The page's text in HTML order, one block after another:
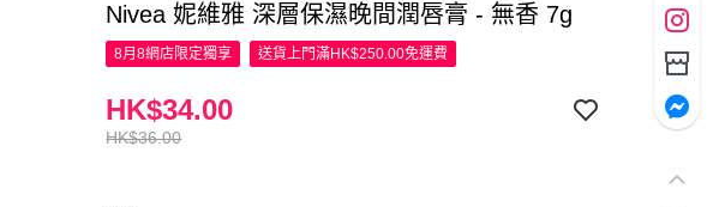
Nivea 妮維雅 深層保濕晚間潤唇膏 - 無香 7g
8月8網店限定獨享 送貨上門滿HK$250.00免運費
HK$36.00
HK$34.00